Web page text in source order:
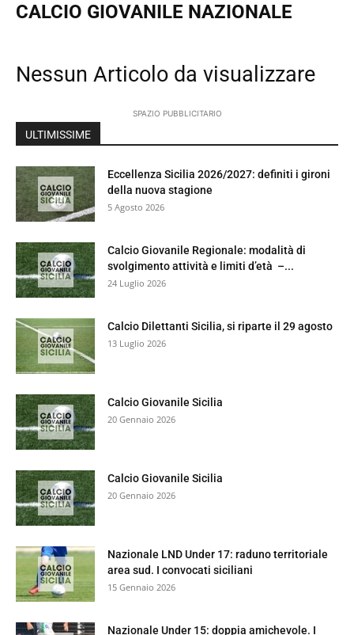
CALCIO GIOVANILE NAZIONALE
Nessun Articolo da visualizzare
SPAZIO PUBBLICITARIO
ULTIMISSIME
Eccellenza Sicilia 2026/2027: definiti i gironi
della nuova stagione
5 Agosto 2026
Calcio Giovanile Regionale: modalità di
svolgimento attività e limiti d’età –...
24 Luglio 2026
Calcio Dilettanti Sicilia, si riparte il 29 agosto
13 Luglio 2026
Calcio Giovanile Sicilia
20 Gennaio 2026
Calcio Giovanile Sicilia
20 Gennaio 2026
Nazionale LND Under 17: raduno territoriale
area sud. I convocati siciliani
15 Gennaio 2026
Nazionale Under 15: doppia amichevole. I